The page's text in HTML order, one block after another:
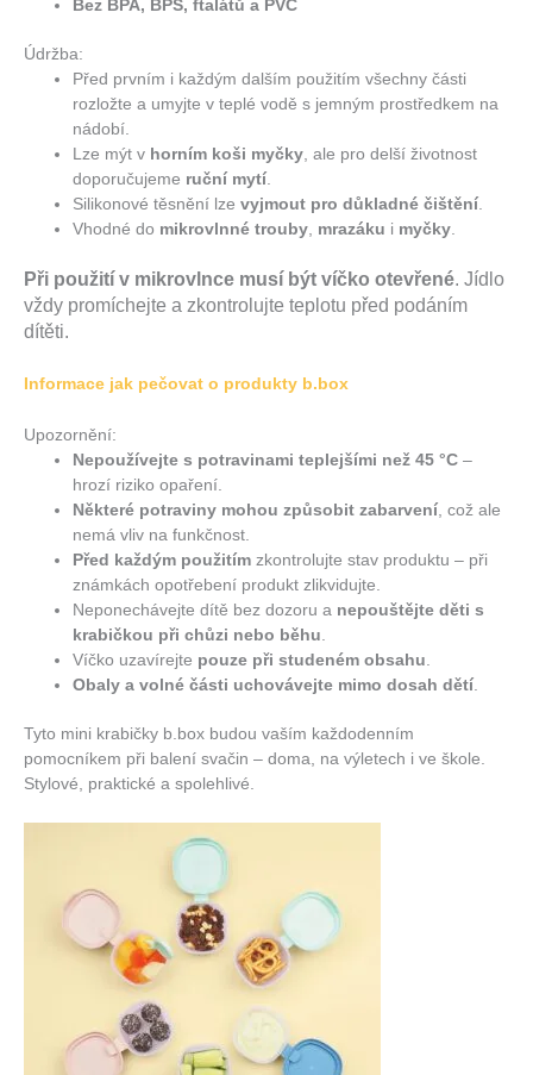
Bez BPA, BPS, ftalátů a PVC
Údržba:
Před prvním i každým dalším použitím všechny části
rozložte a umyjte v teplé vodě s jemným prostředkem na
nádobí.
Lze mýt v horním koši myčky, ale pro delší životnost
doporučujeme ruční mytí.
Silikonové těsnění lzevyjmout pro důkladné čištění.
Vhodné do mikrovlnné trouby, mrazáku i myčky.
Při použití v mikrovlnce musí být víčko otevřené. Jídlo
vždy promíchejte a zkontrolujte teplotu před podáním
dítěti.
Informace jak pečovat o produkty b.box
Upozornění:
Nepoužívejte s potravinami teplejšími než 45 °C –
hrozí riziko opaření.
Některé potraviny mohou způsobit zabarvení , což ale
nemá vliv na funkčnost.
Před každým použitím zkontrolujte stav produktu – při
známkách opotřebení produkt zlikvidujte.
Neponechávejte dítě bez dozoru a nepouštějte děti s
krabičkou při chůzi nebo běhu
Víčko uzavírejte pouze při studeném obsahu
Obaly a volné části uchovávejte mimo dosah dětí
Tyto mini krabičky b.box budou vaším každodenním
pomocníkem při balení svačin – doma, na výletech i ve škole.
Stylové, praktické a spolehlivé.